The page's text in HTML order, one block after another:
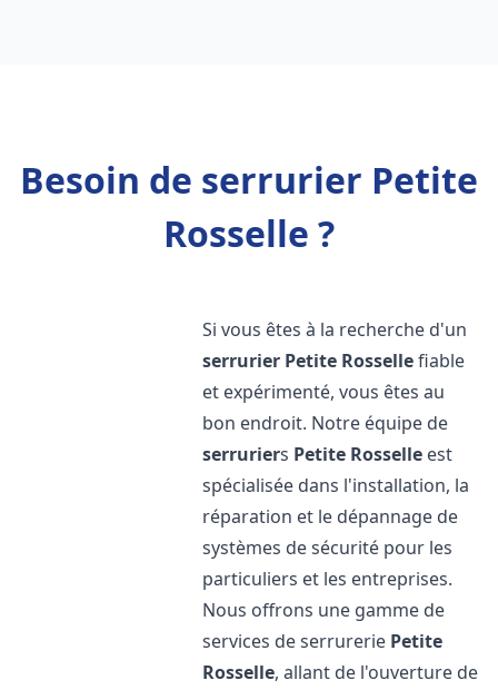
Besoin de serrurier Petite
Rosselle ?
Si vous êtes à la recherche d'un
serrurier Petite Rossellefiable
et expérimenté, vous êtes au
bon endroit. Notre équipe de
serruriers Petite Rosselle est
spécialisée dans l'installation, la
réparation et le dépannage de
systèmes de sécurité pour les
particuliers et les entreprises.
Nous offrons une gamme de
services de serrurerie Petite
Rosselle, allant de l'ouverture de